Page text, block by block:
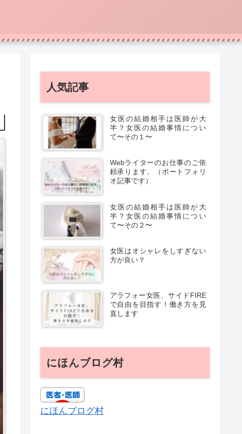
人気記事
女医の結婚相手は医師が大
半？女医の結婚事情につい
て〜その１〜
Webライターのお仕事のご依
頼承ります。（ポートフォリ
オ記事です）
女医の結婚相手は医師が大
半？女医の結婚事情につい
て〜その２〜
女医はオシャレをしすぎない
方が良い？
アラフォー女医、サイドFIRE
で自由を目指す！働き方を見
直します
にほんブログ村
にほんブログ村